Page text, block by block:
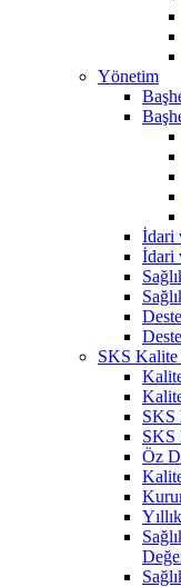
Yönetim
İdari
İdari
SKS Kalite
SKS
SKS
Öz